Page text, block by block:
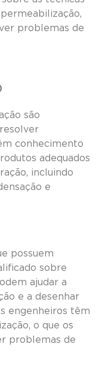
problemas de
são
conhecimento
adequados
incluindo
e
possuem
sobre
ajudar a
e a desenhar
engenheiros têm
o que os
problemas de